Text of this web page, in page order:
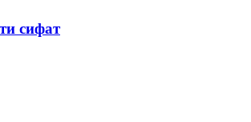
сифат